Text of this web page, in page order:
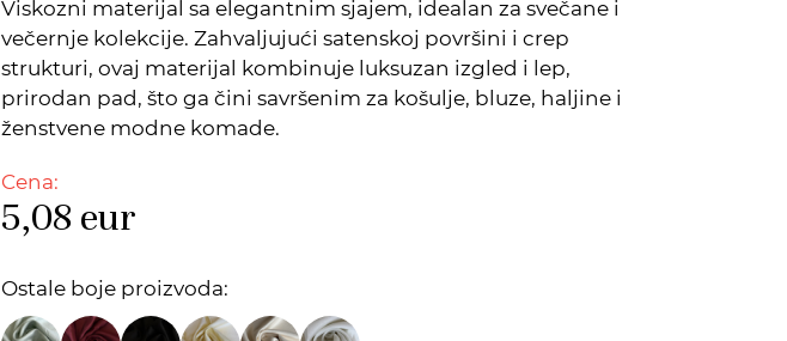
Viskozni materijal sa elegantnim sjajem, idealan za svečane i
večernje kolekcije. Zahvaljujući satenskoj površini i crep
strukturi, ovaj materijal kombinuje luksuzan izgled i lep,
prirodan pad, što ga čini savršenim za košulje, bluze, haljine i
ženstvene modne komade.
Cena:
5,08 eur
Ostale boje proizvoda: